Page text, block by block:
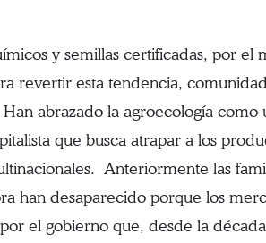
y semillas certificadas, por el
revertir esta tendencia,
abrazado la agroecología como
que busca atrapar a los
Anteriormente las
han desaparecido porque los
el gobierno que, desde la